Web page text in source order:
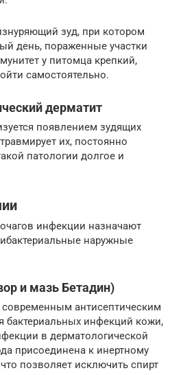
зуд, при котором
день, пораженные участки
у питомца крепкий,
самостоятельно.
дерматит
появлением зудящих
их, постоянно
патологии долгое и
инфекции назначают
наружные
и мазь Бетадин)
антисептическим
бактериальных инфекций кожи,
в дерматологической
присоединена к инертному
позволяет исключить спирт